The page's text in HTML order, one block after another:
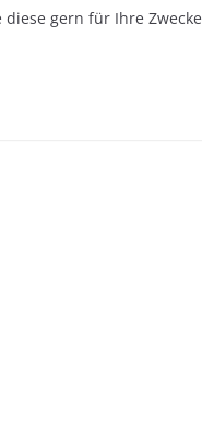
gern für Ihre Zwecke